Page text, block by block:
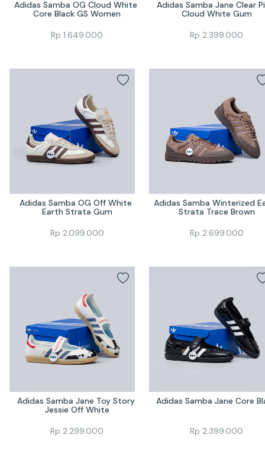
Adidas Samba OG Cloud White
Core Black GS Women
Rp 1.649.000
Adidas Samba Jane Clear
Cloud White Gum
Rp 2.399.000
Adidas Samba OG Off White
Earth Strata Gum
Rp 2.099.000
Adidas Samba Winterized
Strata Trace Brown
Rp 2.699.000
Adidas Samba Jane Toy Story
Jessie Off White
Rp 2.299.000
Adidas Samba Jane Core
Rp 2.399.000